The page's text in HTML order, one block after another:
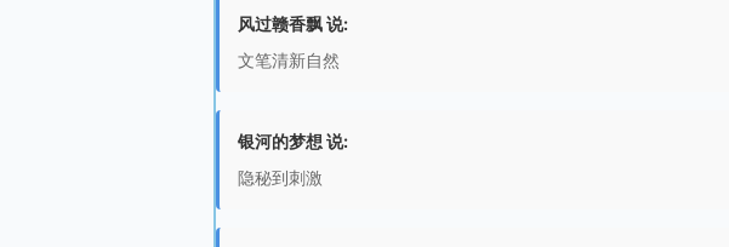
风过赣香飘 说:
文笔清新自然
银河的梦想 说:
隐秘到刺激